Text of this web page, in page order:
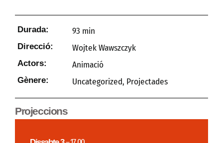
Durada: 93 min
Direcció: Wojtek Wawszczyk
Actors: Animació
Gènere: Uncategorized, Projectades
Projeccions